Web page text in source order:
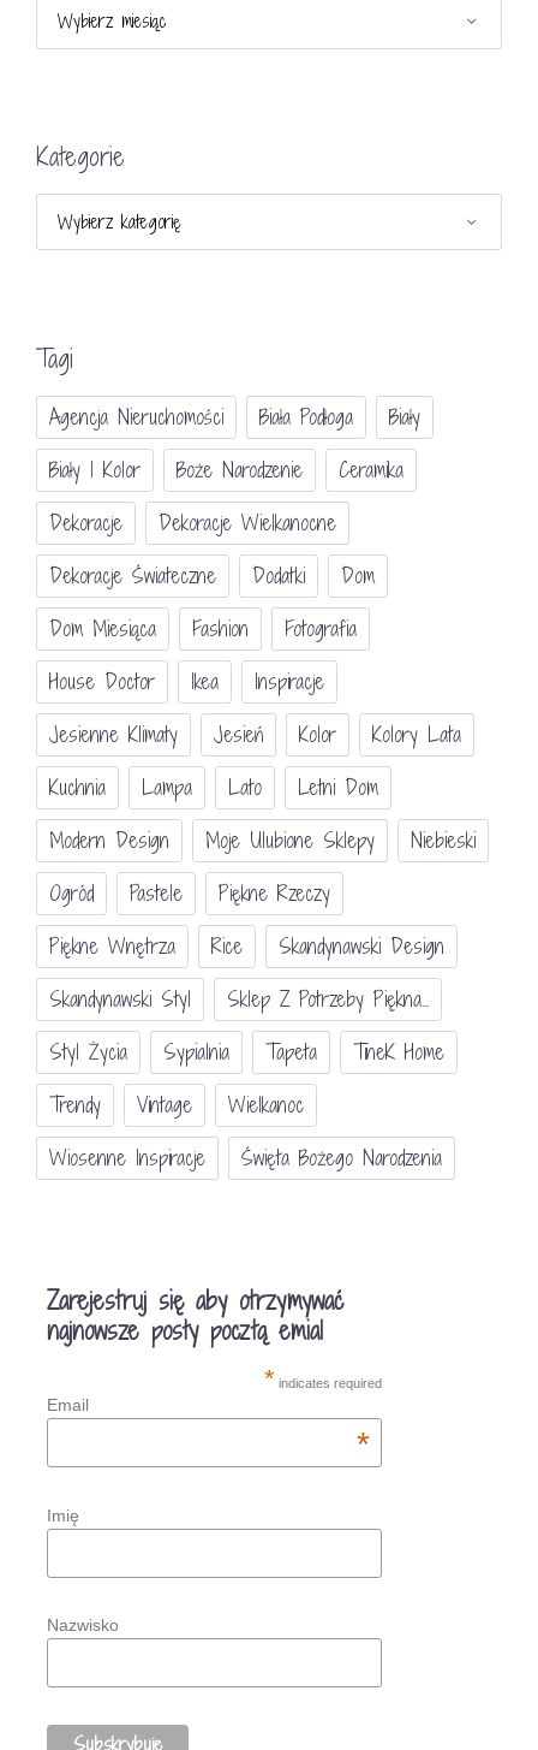
Kategorie
Tagi
Agencja Nieruchomości Biała Podłoga
Biały
Biały I Kolor
Boże Narodzenie
Ceramika
Dekoracje
Dekoracje Wielkanocne
Dekoracje Świateczne
Dodatki
Dom
Dom Miesiąca
Fashion
Fotografia
House Doctor
Ikea
Inspiracje
Jesienne Klimaty
Jesień Kolor
Kolory Lata
Kuchnia
Lampa Lato
Letni Dom
Modern Design
Moje Ulubione Sklepy
Niebieski
Ogród
Pastele
Piękne Rzeczy
Piękne Wnętrza
Rice
Skandynawski Design
Skandynawski Styl
Sklep Z Potrzeby Piękna...
Styl Życia
Sypialnia Tapeta
TineK Home
Trendy
Vintage
Wielkanoc
Wiosenne Inspiracje
Święta Bożego Narodzenia
Zarejestruj się aby otrzymywać
najnowsze posty pocztą emial
* indicates required
Email
*
Imię
Nazwisko